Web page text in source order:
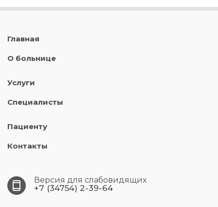
Главная
О больнице
Услуги
Специалисты
Пациенту
Контакты
Версия для слабовидящих
+7 (34754) 2-39-64